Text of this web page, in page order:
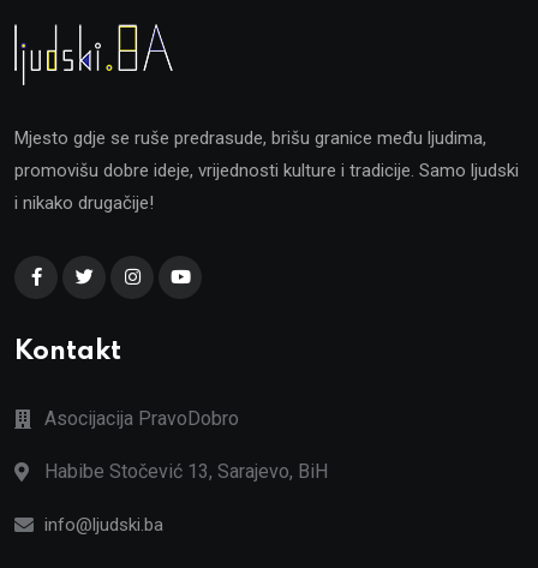
Mjesto gdje se ruše predrasude, brišu granice među ljudima,
promovišu dobre ideje, vrijednosti kulture i tradicije. Samo ljudski
i nikako drugačije!
Kontakt
Asocijacija PravoDobro
Habibe Stočević 13, Sarajevo, BiH
info@ljudski.ba